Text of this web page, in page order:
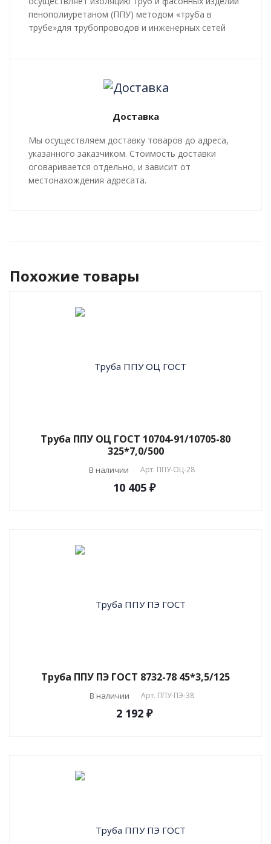
пенополиуретаном (ППУ) методом «труба в
трубе»для трубопроводов и инженерных сетей
Все работы, производящиеся в рамках
мероприятий по изоляции труб и трубопроводной
и СТ 4937-001-18929664-04.
Доставка
Мы осуществляем доставку товаров до адреса,
указанного заказчиком. Стоимость доставки
оговаривается отдельно, и зависит от
местонахождения адресата.
Похожие товары
Труба ППУ ОЦ ГОСТ 10704-91/10705-80
325*7,0/500
В наличии Арт. ППУ-ОЦ-28
10 405 ₽
Труба ППУ ПЭ ГОСТ 8732-78 45*3,5/125
В наличии Арт. ППУ-ПЭ-38
2 192 ₽